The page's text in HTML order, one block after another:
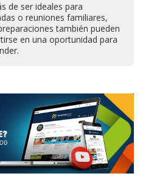
de ser ideales para
o reuniones familiares,
también pueden
en una oportunidad para